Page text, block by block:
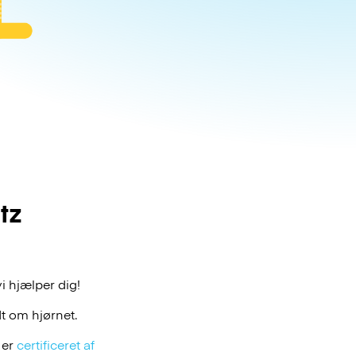
hjælper dig!
om hjørnet.
certificeret af